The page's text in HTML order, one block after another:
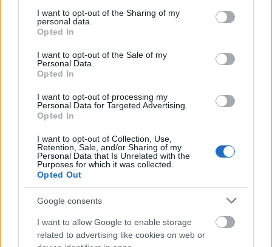
not limited to your visit or usage behaviour. You may click to
grant or deny consent to Google and its third-party tags to
use your data for below specified purposes in below Google
consent section.
I want to opt-out of the Sharing of my
personal data.
Opted In
I want to opt-out of the Sale of my
Personal Data.
Opted In
I want to opt-out of processing my
Personal Data for Targeted Advertising.
Opted In
I want to opt-out of Collection, Use,
Retention, Sale, and/or Sharing of my
Personal Data that Is Unrelated with the
Purposes for which it was collected.
Opted Out
Google consents
I want to allow Google to enable storage
related to advertising like cookies on web or
Μπορείτε αν θέλετε να μας στείλετε και εσείς στο
e-mail:info@proson.gr, ιστορίες εργασιακής
τρέλας που έχετε βιώσει για να τις δημοσιεύσουμε!
μόνο 2 ημέρες στα χέρια σας
ΑΣΕΠ: Εξ αποστάσεως η πιο Εύκολη